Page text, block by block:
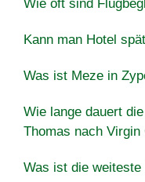
Wie oft sind
Kann man Hotel
Was ist Meze in
Wie lange dauert
Thomas nach Virgin
Was ist die